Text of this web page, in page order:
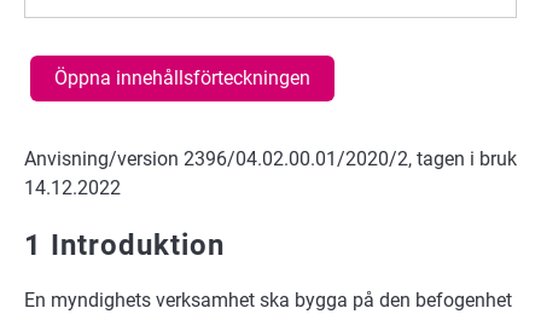
Öppna innehållsförteckningen
Anvisning/version 2396/04.02.00.01/2020/2, tagen i bruk
14.12.2022
1 Introduktion
En myndighets verksamhet ska bygga på den befogenhet